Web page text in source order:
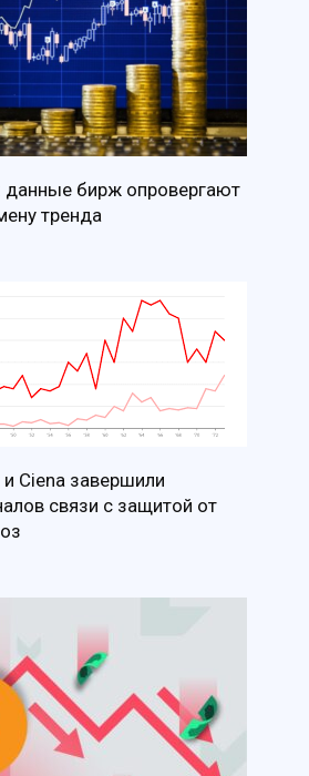
данные бирж опровергают
тренда
Ciena завершили
связи с защитой от